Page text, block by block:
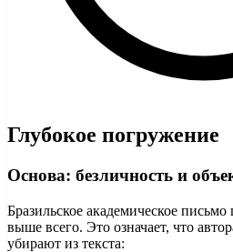
Глубокое погружение
Основа: безличность и
Бразильское академическое
выше всего. Это означает, что
убирают из текста: